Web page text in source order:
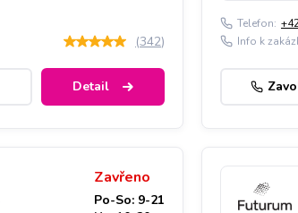
(342)
Detail
Telefon:
Info k
Zavřeno
Po-So: 9-21